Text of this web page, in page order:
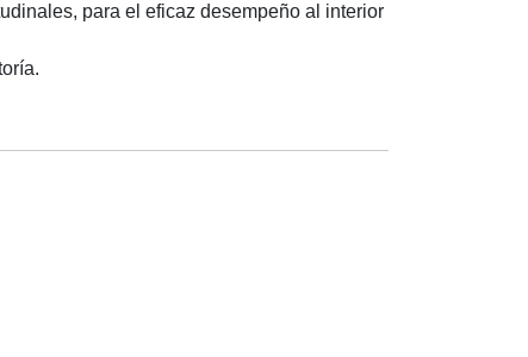
para el eficaz desempeño al interior